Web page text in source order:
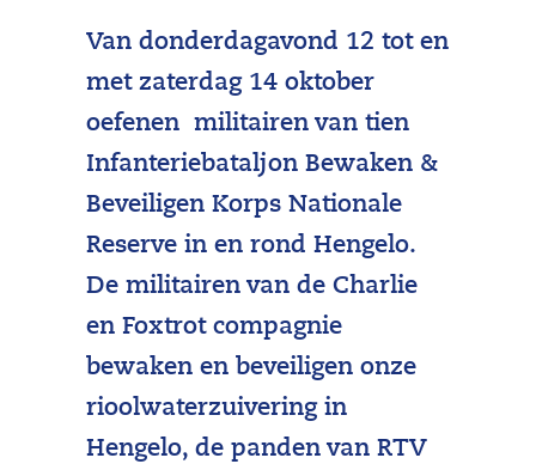
Van donderdagavond 12 tot en
met zaterdag 14 oktober
oefenen militairen van tien
Infanteriebataljon Bewaken &
Beveiligen Korps Nationale
Reserve in en rond Hengelo.
De militairen van de Charlie
en Foxtrot compagnie
bewaken en beveiligen onze
rioolwaterzuivering in
Hengelo, de panden van RTV